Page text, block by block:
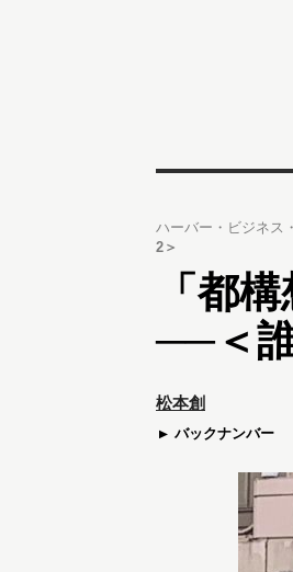
ハーバー・ビジネス
2＞
「都
──＜
松本創
バックナンバー